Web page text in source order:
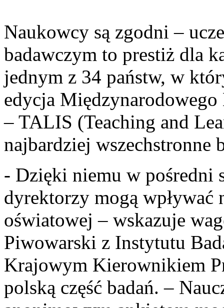
Naukowcy są zgodni –
badawczym to prestiż dla
jednym z 34 państw, w
edycja Międzynarodowego
– TALIS (Teaching and
najbardziej wszechstronne
- Dzięki niemu w pośredni
dyrektorzy mogą wpływać
oświatowej – wskazuje
Piwowarski z Instytutu
Krajowym Kierownikiem
polską część badań. –